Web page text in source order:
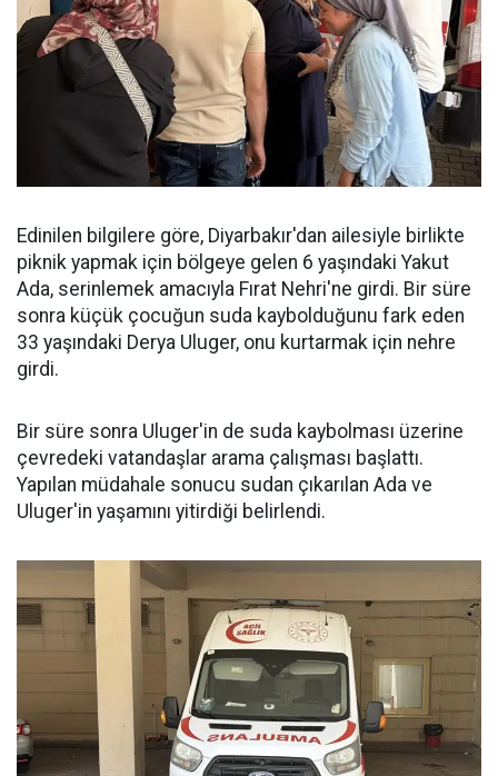
Edinilen bilgilere göre, Diyarbakır'dan ailesiyle birlikte
piknik yapmak için bölgeye gelen 6 yaşındaki Yakut
Ada, serinlemek amacıyla Fırat Nehri'ne girdi. Bir süre
sonra küçük çocuğun suda kaybolduğunu fark eden
33 yaşındaki Derya Uluger, onu kurtarmak için nehre
girdi.
Bir süre sonra Uluger'in de suda kaybolması üzerine
çevredeki vatandaşlar arama çalışması başlattı.
Yapılan müdahale sonucu sudan çıkarılan Ada ve
Uluger'in yaşamını yitirdiği belirlendi.